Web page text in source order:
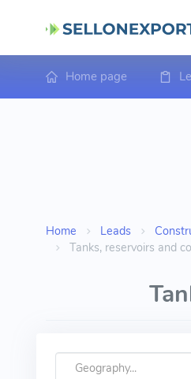
Home page
Home Leads
Tanks, reservoirs and
Geography...